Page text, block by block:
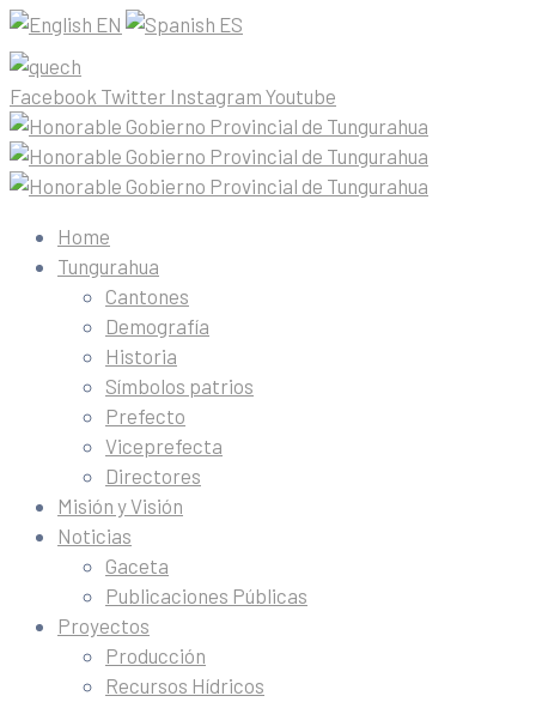
EN ES
Facebook Twitter Instagram Youtube
Home
Tungurahua
Cantones
Demografía
Historia
Símbolos patrios
Prefecto
Viceprefecta
Directores
Misión y Visión
Noticias
Gaceta
Publicaciones Públicas
Proyectos
Producción
Recursos Hídricos